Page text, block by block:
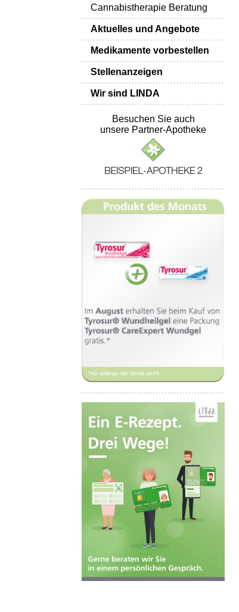
Cannabistherapie Beratung
Aktuelles und Angebote
Medikamente vorbestellen
Stellenanzeigen
Wir sind LINDA
Besuchen Sie auch
unsere Partner-Apotheke